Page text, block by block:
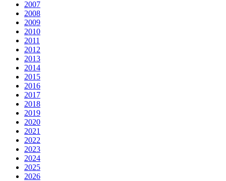
2007
2008
2009
2010
2011
2012
2013
2014
2015
2016
2017
2018
2019
2020
2021
2022
2023
2024
2025
2026